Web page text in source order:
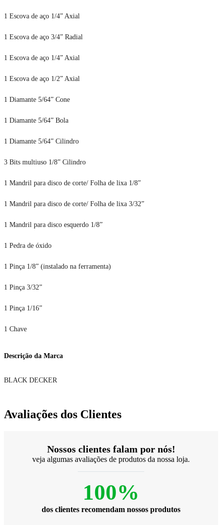
1 Escova de aço 1/4” Axial
1 Escova de aço 3/4” Radial
1 Escova de aço 1/4” Axial
1 Escova de aço 1/2” Axial
1 Diamante 5/64” Cone
1 Diamante 5/64” Bola
1 Diamante 5/64” Cilindro
3 Bits multiuso 1/8” Cilindro
1 Mandril para disco de corte/ Folha de lixa 1/8”
1 Mandril para disco de corte/ Folha de lixa 3/32”
1 Mandril para disco esquerdo 1/8”
1 Pedra de óxido
1 Pinça 1/8” (instalado na ferramenta)
1 Pinça 3/32”
1 Pinça 1/16”
1 Chave
Descrição da Marca
BLACK DECKER
Avaliações dos Clientes
Nossos clientes falam por nós!
veja algumas avaliações de produtos da nossa loja.
100%
dos clientes recomendam nossos produtos